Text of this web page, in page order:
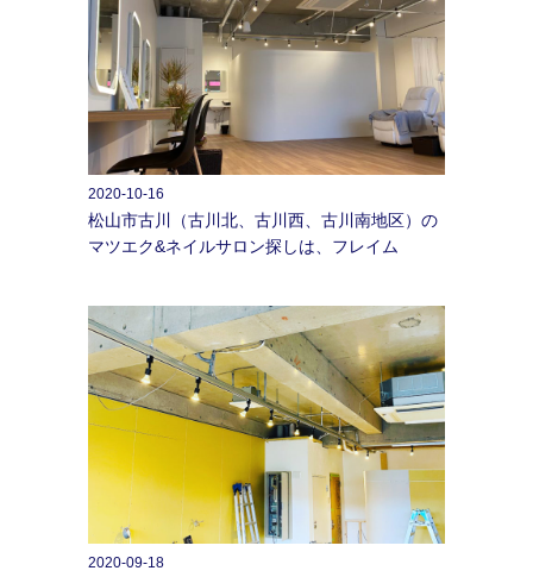
2020-10-16
松山市古川（古川北、古川西、古川南地区）の
マツエク&ネイルサロン探しは、フレイム
2020-09-18